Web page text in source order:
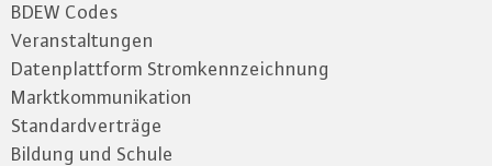
BDEW Codes
Veranstaltungen
Datenplattform Stromkennzeichnung
Marktkommunikation
Standardverträge
Bildung und Schule